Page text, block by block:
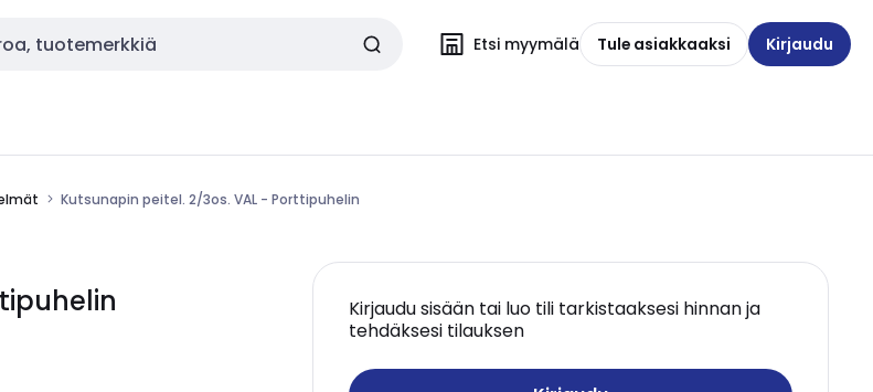
Etsi myymälä Tule asiakkaaksi Kirjaudu
Kutsunapin peitel. 2/3os. VAL - Porttipuhelin
Kirjaudu sisään tai luo tili tarkistaaksesi hinnan ja
tehdäksesi tilauksen